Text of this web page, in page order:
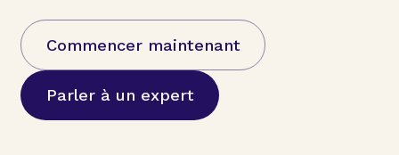
Commencer maintenant
Parler à un expert